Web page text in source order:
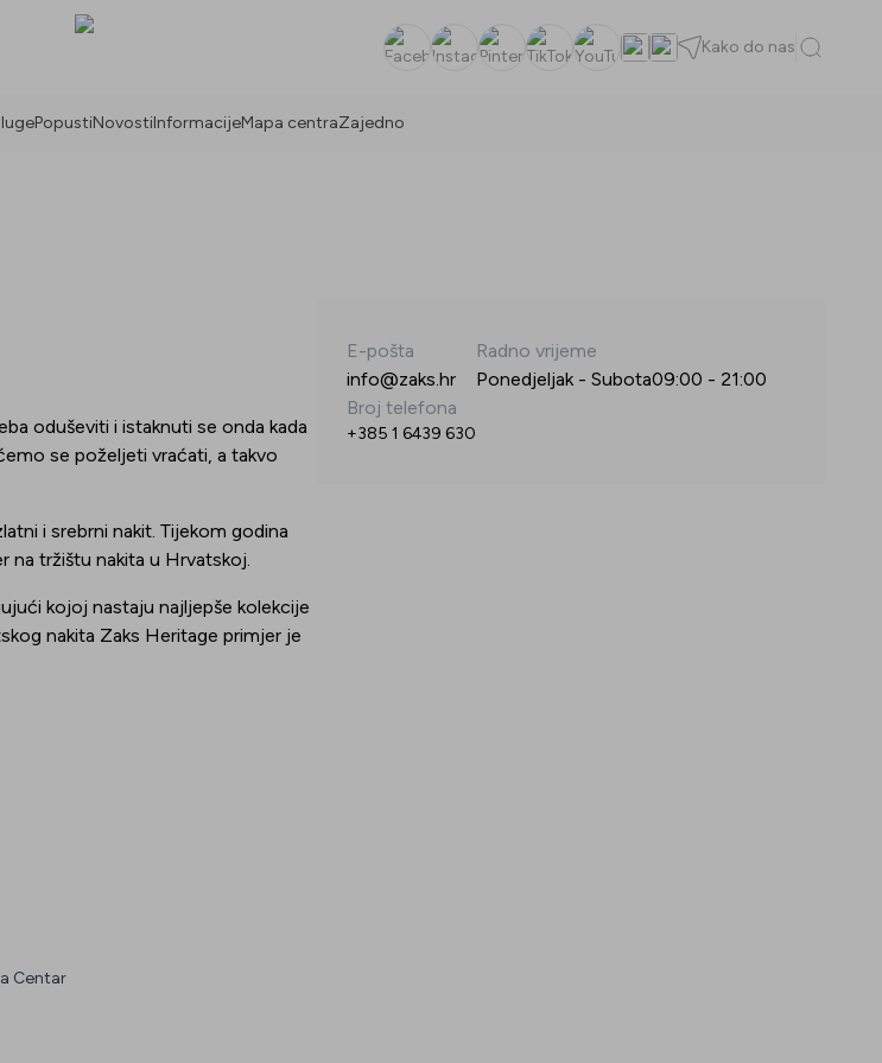
FacebookInstagramPinterestTikTokYouTube Kako do nas
PopustiNovostiInformacijeMapa centraZajedno
oduševiti i istaknuti se onda kada
se poželjeti vraćati, a takvo
i srebrni nakit. Tijekom godina
na tržištu nakita u Hrvatskoj.
kojoj nastaju najljepše kolekcije
nakita Zaks Heritage primjer je
E-pošta
info@zaks.hr
Broj telefona
+385 1 6439 630
Radno vrijeme
Ponedjeljak - Subota09:00 - 21:00
Centar